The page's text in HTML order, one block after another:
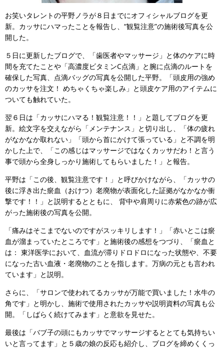
お笑いタレントの平野ノラが８日までにオフィシャルブログを更
新。カッサにハマったことを報告し、“観覧注意”の施術後写真を公
開した。
５日に更新したブログで、「歯医者やマッサージ」と体のケアに時
間を充てたことや「高濃度ビタミンC点滴」と腕に点滴のルートを
確保した写真、点滴バッグの写真を公開した平野。「頭皮用の強め
のカッサを注文！ めちゃくちゃ楽しみ」と頭皮ケア用のアイテムに
ついても触れていた。
翌６日は「カッサにハマる！観覧注意！！」と題してブログを更
新。絵文字を交えながら「メンテナンス」と切り出し、「体の疲れ
がなかなか取れない」「頭から首にかけて張っている」と不調を明
かした上で、「この感じはマッサージではなくカッサだわ！と言う
事で頭から全身しっかり施術してもらいました！」と報告。
平野は「この後、観覧注意です！」と呼びかけながら、「カッサの
後に浮き出た瘀血（おけつ）老廃物が表面化した証拠がなかなか衝
撃です！！」と説明するとともに、 背中や肩周りに赤紫色の跡が広
がった施術後の写真を公開。
「痛みはそこまでないのですがスッキリします！」「赤いとこは瘀
血が溜まっていたところです」と施術後の感想をつづり、「瘀血と
は： 東洋医学において、血流が滞りドロドロになった状態や、不要
になった古い血液・老廃物のことを指します。万病の元とも言われ
ています」と説明。
さらに、「サロンで使われてるカッサが万能で買いました！水牛の
角です」と明かし、施術で使用されたカッサや説明資料の写真も公
開。「しばらく続けてみます」と意欲を見せた。
最後は「バブ子の頭にもカッサでマッサージするととても気持ちい
いと言ってます」と５歳の娘の反応も紹介し、ブログを締めくくっ